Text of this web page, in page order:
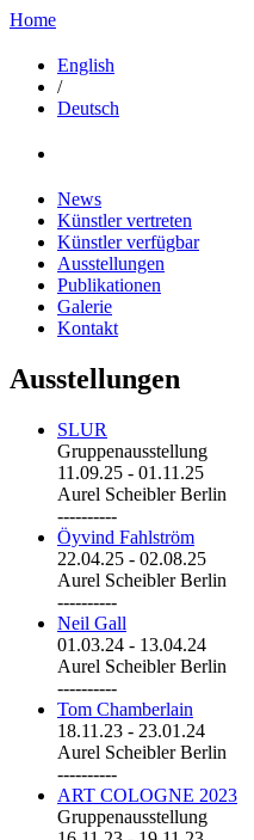
Home
English
/
Deutsch
News
Künstler vertreten
Künstler verfügbar
Ausstellungen
Publikationen
Galerie
Kontakt
Ausstellungen
SLUR
Gruppenausstellung
11.09.25 - 01.11.25
Aurel Scheibler Berlin
----------
Öyvind Fahlström
22.04.25 - 02.08.25
Aurel Scheibler Berlin
----------
Neil Gall
01.03.24 - 13.04.24
Aurel Scheibler Berlin
----------
Tom Chamberlain
18.11.23 - 23.01.24
Aurel Scheibler Berlin
----------
ART COLOGNE 2023
Gruppenausstellung